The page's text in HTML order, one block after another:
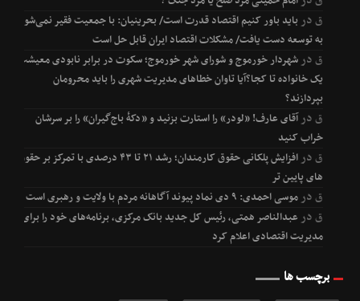
قدرباید باور کنیم اقتصاد قدرت است/ بحرینیان: با جمعیت فقیر نمی‌شود
به توسعه دست یافت/ مشکلات اقتصاد ایران قابل حل است
قدرشهردار خورموج و شورای شهر خورموج؛ سکوت در برابر نابودی معیشت
یک خانواده تا کجا؟آیا تاوان خطاهای مدیریت شهری را باید محرومان
بپردازند؟
قدرآقای عارف! «لودر» را استارت بزنید و «دکۀ باج‌گیران» را بر سرشان
خراب کنید
قدر
افزایش پلکانی حقوق کارمندان؛ رشد ۲۱ تا ۴۳ درصدی با تمرکز بر حقوق
های پایین تر
قدرموسی احمدی: ۹ دی نماد پیوند آگاهانه مردم با ولایت و رهبری است
قدرعبدالناصر همتی، رئیس کل جدید بانک مرکزی، برنامه‌های خود را برای
مدیریت اقتصادی اعلام کرد
برچسب ها